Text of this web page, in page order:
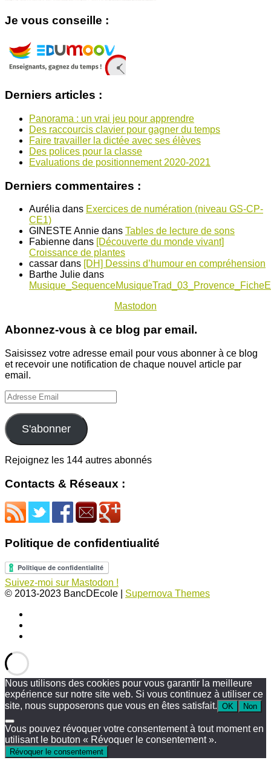
Je vous conseille :
Derniers articles :
Panorama : un vrai jeu pour apprendre
Des raccourcis clavier pour gagner du temps
Faire travailler la dictée avec ses élèves
Des polices pour la classe
Evaluations de positionnement 2020-2021
Derniers commentaires :
Aurélia dans Exercices de numération (niveau GS-CP-
CE1)
GINESTE Annie dans Tables de lecture de sons
Fabienne dans [Découverte du monde vivant]
Croissance de plantes
cassar dans [DH] Dessins d’humour en compréhension
Barthe Julie dans
Mastodon
Abonnez-vous à ce blog par email.
Saisissez votre adresse email pour vous abonner à ce blog
et recevoir une notification de chaque nouvel article par
email.
Adresse
Email
S'abonner
Rejoignez les 144 autres abonnés
Contacts & Réseaux :
Politique de confidentiualité
Suivez-moi sur Mastodon !
© 2013-2023 BancDEcole
Supernova Themes
Nous utilisons des cookies pour vous garantir la meilleure
expérience sur notre site web. Si vous continuez à utiliser ce
site, nous supposerons que vous en êtes satisfait. OK Non
Vous pouvez révoquer votre consentement à tout moment en
utilisant le bouton « Révoquer le consentement ».
Révoquer le consentement